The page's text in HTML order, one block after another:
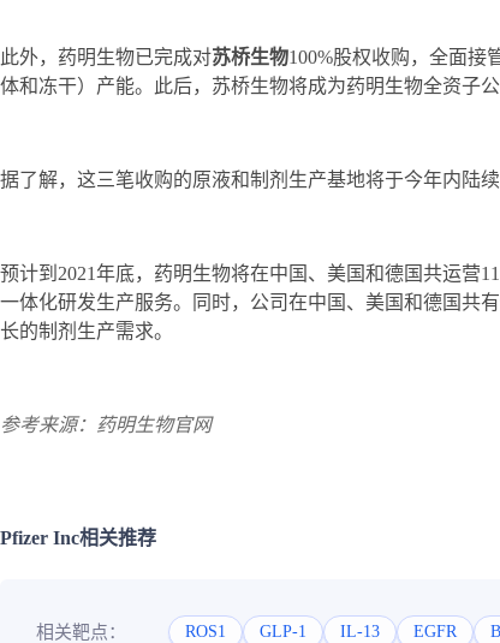
此外，药明生物已完成对苏桥生物100%股权收购，全面接
体和冻干）产能。此后，苏桥生物将成为药明生物全资子
据了解，这三笔收购的原液和制剂生产基地将于今年内陆
预计到2021年底，药明生物将在中国、美国和德国共运营
一体化研发生产服务。同时，公司在中国、美国和德国共
长的制剂生产需求。
参考来源：药明生物官网
Pfizer Inc相关推荐
相关靶点： ROS1 GLP-1 IL-13 EGFR